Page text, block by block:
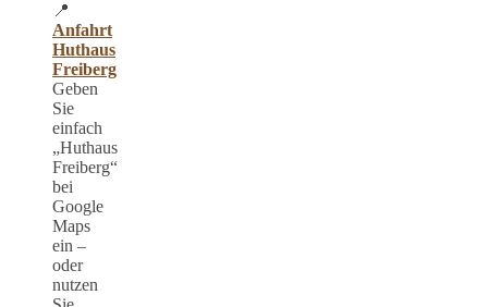
📍
Anfahrt
Huthaus
Freiberg
Geben
Sie
einfach
„Huthaus
Freiberg“
bei
Google
Maps
ein –
oder
nutzen